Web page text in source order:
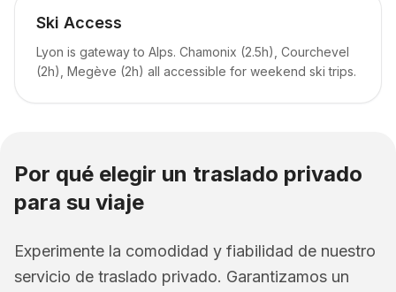
Ski Access
Lyon is gateway to Alps. Chamonix (2.5h), Courchevel
(2h), Megève (2h) all accessible for weekend ski trips.
Por qué elegir un traslado privado
para su viaje
Experimente la comodidad y fiabilidad de nuestro
servicio de traslado privado. Garantizamos un